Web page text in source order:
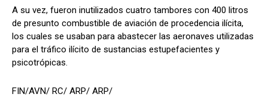
A su vez, fueron inutilizados cuatro tambores con 400 litros
de presunto combustible de aviación de procedencia ilícita,
los cuales se usaban para abastecer las aeronaves utilizadas
para el tráfico ilícito de sustancias estupefacientes y
psicotrópicas.
FIN/AVN/ RC/ ARP/ ARP/